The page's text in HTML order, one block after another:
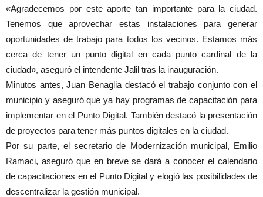
«Agradecemos por este aporte tan importante para la ciudad.
Tenemos que aprovechar estas instalaciones para generar
oportunidades de trabajo para todos los vecinos. Estamos más
cerca de tener un punto digital en cada punto cardinal de la
ciudad», aseguró el intendente Jalil tras la inauguración.
Minutos antes, Juan Benaglia destacó el trabajo conjunto con el
municipio y aseguró que ya hay programas de capacitación para
implementar en el Punto Digital. También destacó la presentación
de proyectos para tener más puntos digitales en la ciudad.
Por su parte, el secretario de Modernización municipal, Emilio
Ramaci, aseguró que en breve se dará a conocer el calendario
de capacitaciones en el Punto Digital y elogió las posibilidades de
descentralizar la gestión municipal.